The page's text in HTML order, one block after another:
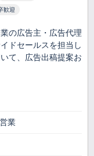
歓迎
の広告主・広告代理
ドセールスを担当し
て、広告出稿提案お
業